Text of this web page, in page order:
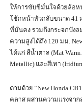
ให้การขับขี่มั่นใจด้วยล้อห
โช้กหน้าหัวกลับขนาด 41
ที่มั่นคง รวมถึงกระจกบัง
ความสูงได้ถึง 120 มม.
ได้แก่ สีน้ำตาล (Mat
Metallic) และสีเทา
ตามด้วย “New Honda
คลาส ผสานความแรงจา